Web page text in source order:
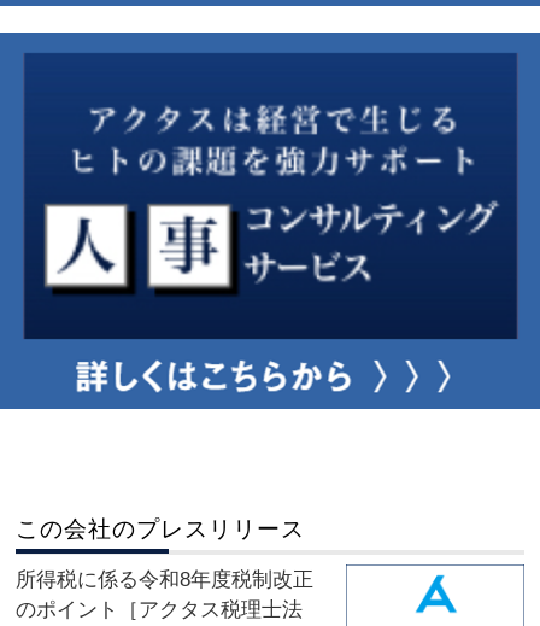
この会社のプレスリリース
所得税に係る令和8年度税制改正
のポイント［アクタス税理士法